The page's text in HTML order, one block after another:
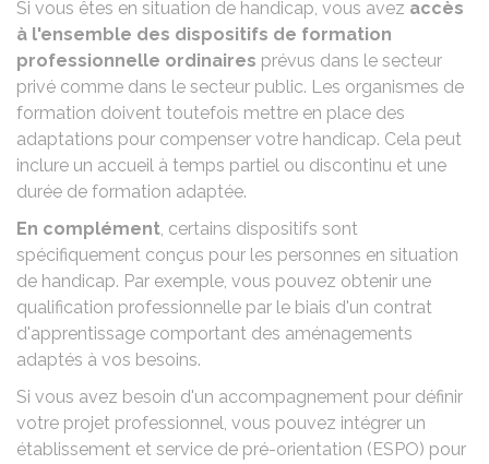
Si vous êtes en situation de handicap, vous avez accès
à l'ensemble des dispositifs de formation
professionnelle ordinaires prévus dans le secteur
privé comme dans le secteur public. Les organismes de
formation doivent toutefois mettre en place des
adaptations pour compenser votre handicap. Cela peut
inclure un accueil à temps partiel ou discontinu et une
durée de formation adaptée.
En complément, certains dispositifs sont
spécifiquement conçus pour les personnes en situation
de handicap. Par exemple, vous pouvez obtenir une
qualification professionnelle par le biais d'un contrat
d'apprentissage comportant des aménagements
adaptés à vos besoins.
Si vous avez besoin d'un accompagnement pour définir
votre projet professionnel, vous pouvez intégrer un
établissement et service de pré-orientation (ESPO) pour